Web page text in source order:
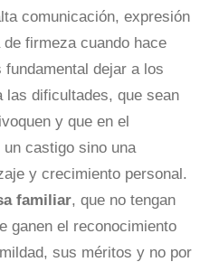
comunicación, expresión
firmeza cuando hace
dejar a los
las dificultades, que sean
y que en el
castigo sino una
y crecimiento personal.
familiar, que no tengan
ganen el reconocimiento
sus méritos y no por